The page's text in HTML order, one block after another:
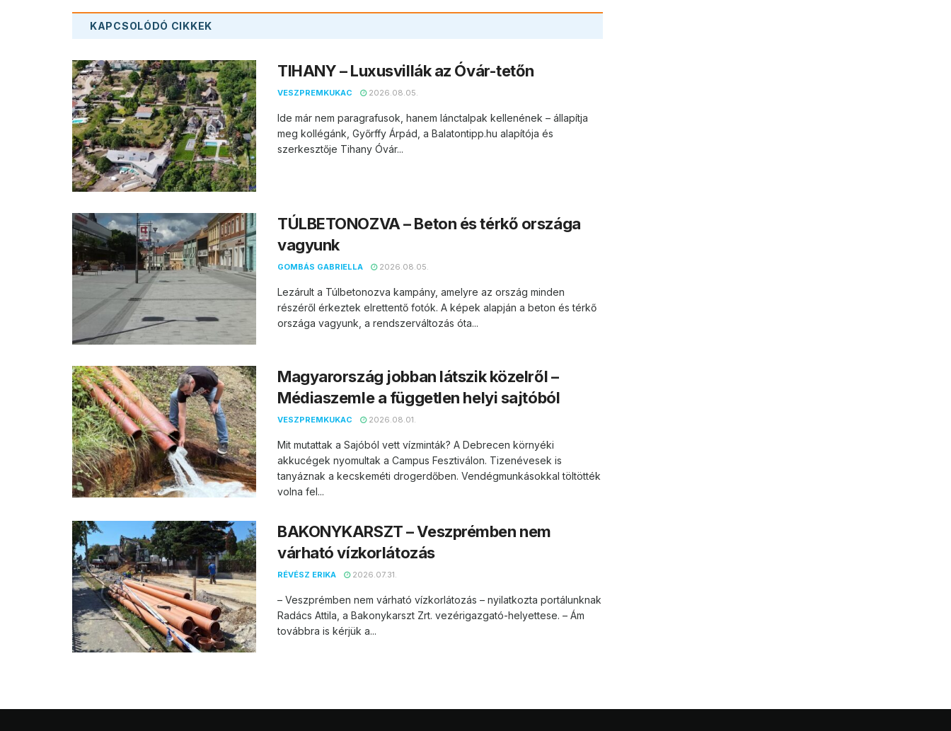
KAPCSOLÓDÓ CIKKEK
TIHANY – Luxusvillák az Óvár-tetőn
VESZPREMKUKAC 2026.08.05.
Ide már nem paragrafusok, hanem lánctalpak kellenének – állapítja
meg kollégánk, Győrffy Árpád, a Balatontipp.hu alapítója és
szerkesztője Tihany Óvár...
TÚLBETONOZVA – Beton és térkő országa
vagyunk
GOMBÁS GABRIELLA 2026.08.05.
Lezárult a Túlbetonozva kampány, amelyre az ország minden
részéről érkeztek elrettentő fotók. A képek alapján a beton és térkő
országa vagyunk, a rendszerváltozás óta...
Magyarország jobban látszik közelről –
Médiaszemle a független helyi sajtóból
VESZPREMKUKAC 2026.08.01.
Mit mutattak a Sajóból vett vízminták? A Debrecen környéki
akkucégek nyomultak a Campus Fesztiválon. Tizenévesek is
tanyáznak a kecskeméti drogerdőben. Vendégmunkásokkal töltötték
volna fel...
BAKONYKARSZT – Veszprémben nem
várható vízkorlátozás
RÉVÉSZ ERIKA 2026.07.31.
– Veszprémben nem várható vízkorlátozás – nyilatkozta portálunknak
Radács Attila, a Bakonykarszt Zrt. vezérigazgató-helyettese. – Ám
továbbra is kérjük a...